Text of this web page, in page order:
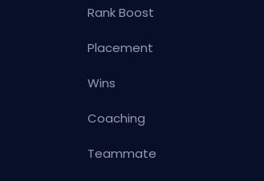
Rank Boost
Placement
Wins
Coaching
Teammate